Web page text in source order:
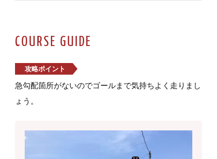
COURSE GUIDE
攻略ポイント
急勾配箇所がないのでゴールまで気持ちよく走りまし
ょう。